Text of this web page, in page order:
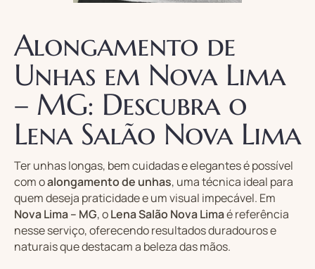
Alongamento de
Unhas em Nova Lima
– MG: Descubra o
Lena Salão Nova Lima
Ter unhas longas, bem cuidadas e elegantes é possível
com oalongamento de unhas, uma técnica ideal para
quem deseja praticidade e um visual impecável. Em
Nova Lima – MG, oLena Salão Nova Limaé referência
nesse serviço, oferecendo resultados duradouros e
naturais que destacam a beleza das mãos.